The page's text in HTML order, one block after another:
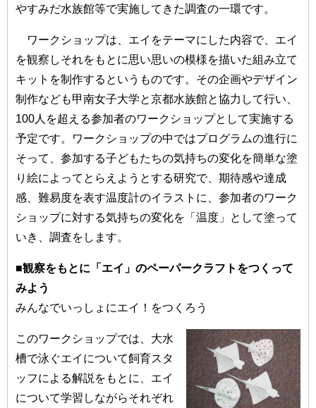
やすみだ水族館等で実施してきた調査の一環です。
ワークショップは、エイをテーマにした内容で、エイ
を観察しそれをもとに思い思いの模様を描いた組み立て
キットを制作するというものです。その企画やデザイン
制作なども甲南女子大学と京都水族館と協力して行い、
100人を超える参加者のワークショップとして実施する
予定です。ワークショップの中ではプログラムの進行に
そって、参加する子どもたちの気持ちの変化を簡単な塗
り絵によってとらえようとする研究で、期待感や達成
感、難易度を表す温度計のイラストに、参加者のワーク
ショップに対する気持ちの変化を「温度」として塗って
いき、調査をします。
■観察をもとに「エイ」のペーパークラフトをつくって
みよう
みんなでいっしょにエイ！をつくろう
このワークショップでは、大水
槽で泳ぐエイについて飼育スタ
ッフによる解説をもとに、エイ
について学習しながらそれぞれ